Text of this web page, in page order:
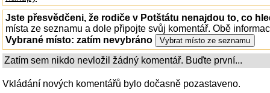
Jste přesvědčeni, že rodiče v Potštátu nenajdou to, co
místa ze seznamu a dole připojte svůj komentář. Obě
Vybrané místo: zatím nevybráno
Zatím sem nikdo nevložil žádný komentář. Buďte první...
Vkládání nových komentářů bylo dočasně pozastaveno.